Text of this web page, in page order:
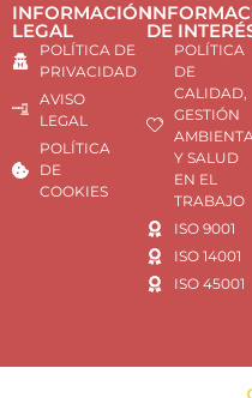
INFORMACIÓN
LEGAL
POLÍTICA DE
PRIVACIDAD
AVISO
LEGAL
POLÍTICA
DE
COOKIES
DE
POLÍTICA
DE
CALIDAD,
GESTIÓN
Y SALUD
EN EL
TRABAJO
ISO 9001
ISO 14001
ISO 45001